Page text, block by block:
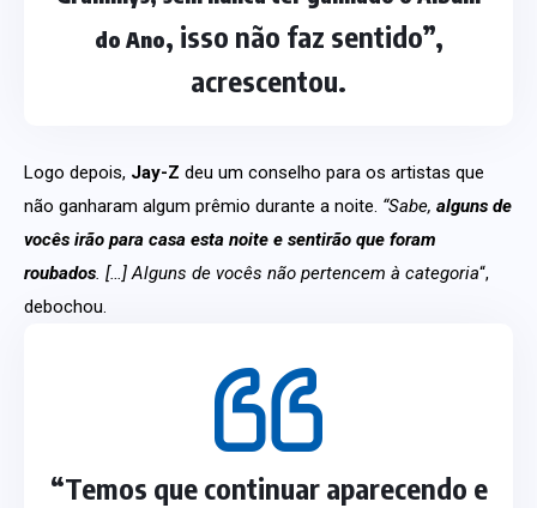
do Ano, isso não faz sentido”,
acrescentou.
Logo depois, Jay-Z deu um conselho para os artistas que
não ganharam algum prêmio durante a noite. “Sabe, alguns de
vocês irão para casa esta noite e sentirão que foram
roubados. […] Alguns de vocês não pertencem à categoria“,
debochou.
“Temos que continuar aparecendo e